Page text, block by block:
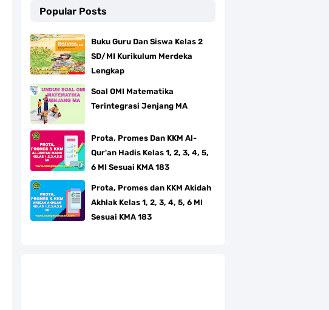
Popular Posts
Buku Guru Dan Siswa Kelas 2
SD/MI Kurikulum Merdeka
Lengkap
Soal OMI Matematika
Terintegrasi Jenjang MA
Prota, Promes Dan KKM Al-
Qur'an Hadis Kelas 1, 2, 3, 4, 5,
6 MI Sesuai KMA 183
Prota, Promes dan KKM Akidah
Akhlak Kelas 1, 2, 3, 4, 5, 6 MI
Sesuai KMA 183